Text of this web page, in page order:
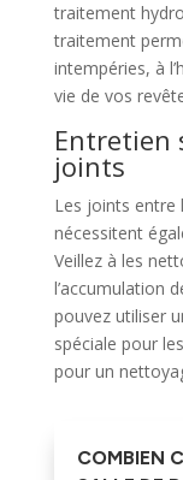
traitement
traitement
intempéries, à
vie de vos
Entretien
joints
Les joints entre
nécessitent
Veillez à les
l’accumulation
pouvez utiliser
spéciale pour
pour un
COMBIEN